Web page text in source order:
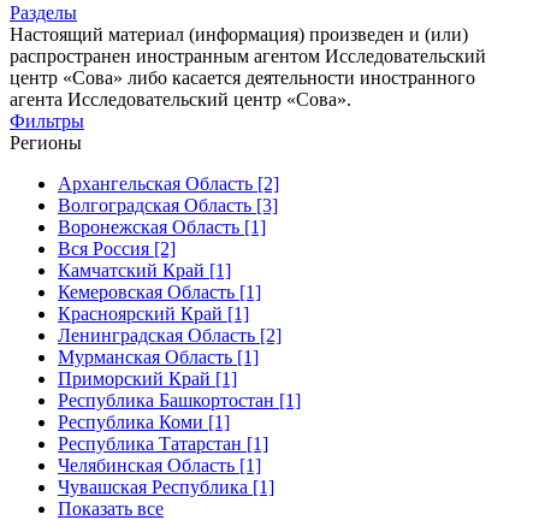
Разделы
Настоящий материал (информация) произведен и (или)
распространен иностранным агентом Исследовательский
центр «Сова» либо касается деятельности иностранного
агента Исследовательский центр «Сова».
Фильтры
Регионы
Архангельская Область [2]
Волгоградская Область [3]
Воронежская Область [1]
Вся Россия [2]
Камчатский Край [1]
Кемеровская Область [1]
Красноярский Край [1]
Ленинградская Область [2]
Мурманская Область [1]
Приморский Край [1]
Республика Башкортостан [1]
Республика Коми [1]
Республика Татарстан [1]
Челябинская Область [1]
Чувашская Республика [1]
Показать все